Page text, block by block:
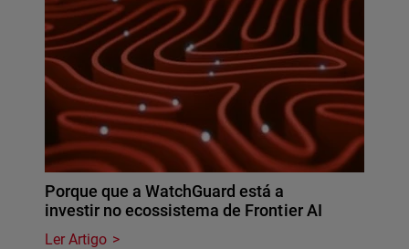
Porque que a WatchGuard está a
investir no ecossistema de Frontier AI
Ler Artigo